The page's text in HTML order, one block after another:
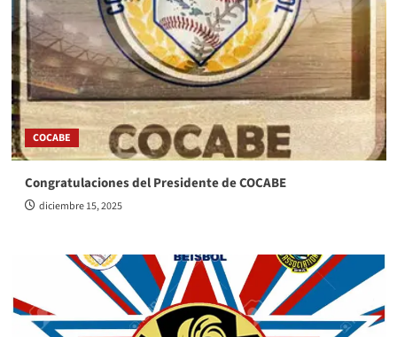
COCABE
Congratulaciones del Presidente de COCABE
diciembre 15, 2025